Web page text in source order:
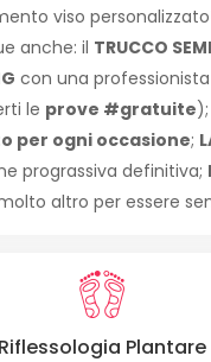
viso
anche: il TRUCCO
con una
le prove #gratuite);
per ogni occasione;
prograssiva definitiva;
altro per essere
Riflessologia Plantare